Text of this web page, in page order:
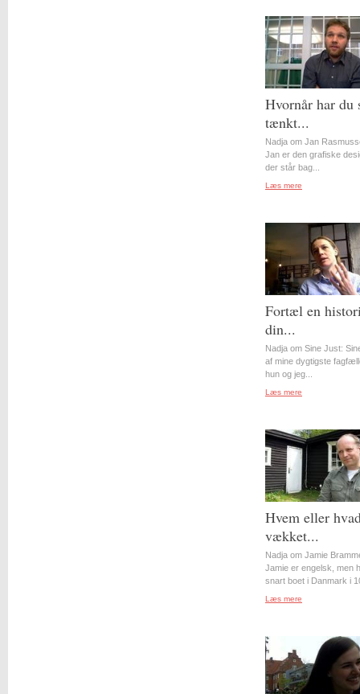
Hvornår har du
tænkt...
Nadja om Jan
Jan er den grafiske
der står bag...
Læs mere
Fortæl en
din...
Nadja om Sine Just:
af mine dygtigste
hun og jeg...
Læs mere
Hvem eller
vækket...
Nadja om Jamie
Jamie er engelsk, men
snart boet i Danmark i
Læs mere